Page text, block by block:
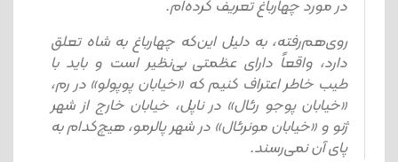
در مورد چهارباغ تعریف کرده‌ام.
روی‌هم‌رفته، به دلیل این‌که چهارباغ به شاه تعلق
دارد، واقعاً دارای عظمتی بی‌نظیر است و باید با
طیب خاطر اعتراف کنیم که «خیابان پوپولو» در رم،
«خیابان پوجو رئال» در ناپل، خیابان خارج از شهر
ژنو و «خیابان مونرئال» در شهر پالرمو، هیچ‌کدام به
پای آن نمی‌رسند.